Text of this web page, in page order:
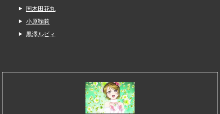
国木田花丸
小原鞠莉
黒澤ルビィ